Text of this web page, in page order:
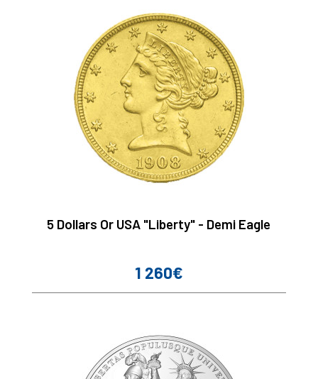
5 Dollars Or USA "Liberty" - Demi Eagle
Prix
1 260€